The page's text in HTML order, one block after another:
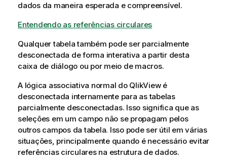
dados da maneira esperada e compreensível.
Entendendo as referências circulares
Qualquer tabela também pode ser parcialmente
desconectada de forma interativa a partir desta
caixa de diálogo ou por meio de macros.
A lógica associativa normal do QlikView é
desconectada internamente para as tabelas
parcialmente desconectadas. Isso significa que as
seleções em um campo não se propagam pelos
outros campos da tabela. Isso pode ser útil em várias
situações, principalmente quando é necessário evitar
referências circulares na estrutura de dados.